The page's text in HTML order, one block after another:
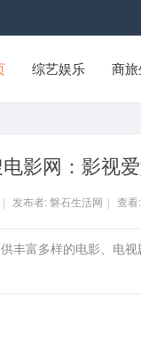
综艺娱乐 商
影网：影视
发布者: 磐石生活网 查
丰富多样的电影、电